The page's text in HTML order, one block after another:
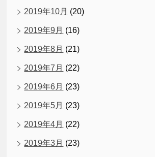
2019年10月 (20)
2019年9月 (16)
2019年8月 (21)
2019年7月 (22)
2019年6月 (23)
2019年5月 (23)
2019年4月 (22)
2019年3月 (23)